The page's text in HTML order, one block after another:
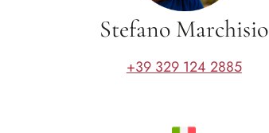
Stefano Marchisio
+39 329 124 2885